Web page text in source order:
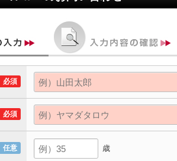
必須
必須
任意 歳